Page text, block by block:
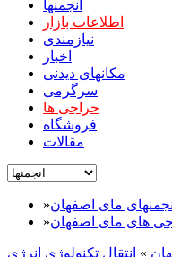
انجمنها
اطلاعات بازار
نیازمندی
اخبار
مکانهای دیدنی
سرگرمی
حراجی ها
فروشگاه
مقالات
»مای اصفهان
»های مای اصفهان
» انتقال تکنولوژی انرژی